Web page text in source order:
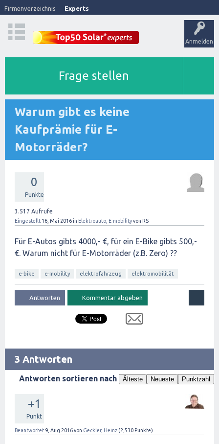
Firmenverzeichnis Experts
Anmelden
Frage stellen
Warum gibt es keine
Kaufprämie für E-
Motorräder?
0
Punkte
3.517 Aufrufe
Eingestellt 16, Mai 2016in Elektroauto, E-mobilityvon RS
Für E-Autos gibts 4000,- €, für ein E-Bike gibts 500,-
€. Warum nicht für E-Motorräder (z.B. Zero) ??
e-bike e-mobility elektrofahrzeug elektromobilität
3 Antworten
Antworten sortieren nach Älteste Neueste Punktzahl
+1
Punkt
Beantwortet 9, Aug 2016von Geckler, Heinz (2,530 Punkte)